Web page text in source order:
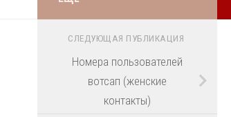
СЛЕДУЮЩАЯ ПУБЛИКАЦИЯ
Номера пользователей
вотсап (женские
контакты)